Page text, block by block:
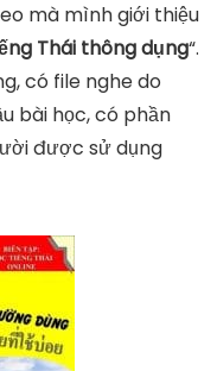
mà mình giới thiệu
Thái thông dụng“.
có file nghe do
bài học, có phần
được sử dụng